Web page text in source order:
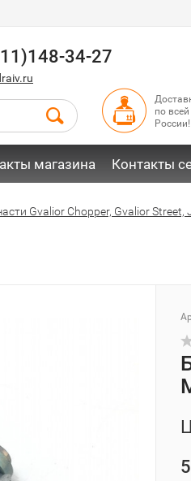
34-27
по всей
России!
магазина Контакты
Gvalior Chopper, Gvalior Street,